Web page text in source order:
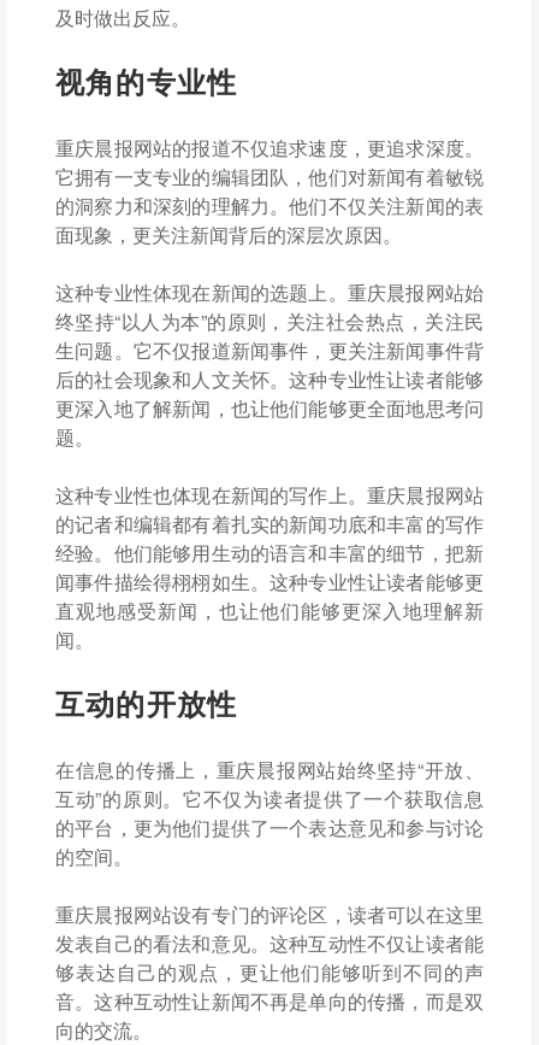
及时做出反应。
视角的专业性
重庆晨报网站的报道不仅追求速度，更追求深度。
它拥有一支专业的编辑团队，他们对新闻有着敏锐
的洞察力和深刻的理解力。他们不仅关注新闻的表
面现象，更关注新闻背后的深层次原因。
这种专业性体现在新闻的选题上。重庆晨报网站始
终坚持“以人为本”的原则，关注社会热点，关注民
生问题。它不仅报道新闻事件，更关注新闻事件背
后的社会现象和人文关怀。这种专业性让读者能够
更深入地了解新闻，也让他们能够更全面地思考问
题。
这种专业性也体现在新闻的写作上。重庆晨报网站
的记者和编辑都有着扎实的新闻功底和丰富的写作
经验。他们能够用生动的语言和丰富的细节，把新
闻事件描绘得栩栩如生。这种专业性让读者能够更
直观地感受新闻，也让他们能够更深入地理解新
闻。
互动的开放性
在信息的传播上，重庆晨报网站始终坚持“开放、
互动”的原则。它不仅为读者提供了一个获取信息
的平台，更为他们提供了一个表达意见和参与讨论
的空间。
重庆晨报网站设有专门的评论区，读者可以在这里
发表自己的看法和意见。这种互动性不仅让读者能
够表达自己的观点，更让他们能够听到不同的声
音。这种互动性让新闻不再是单向的传播，而是双
向的交流。